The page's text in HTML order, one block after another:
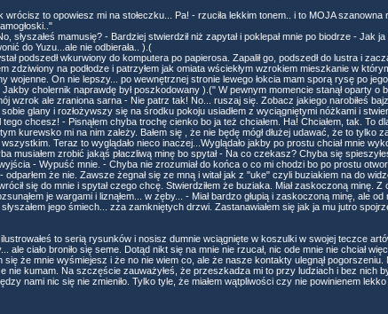
wrócisz to opowiesz mi na stołeczku... Pa! - rzuciła lekkim tonem.. i to MOJA szanowna
słyszałeś mamusię? - Bardziej stwierdził niż zapytał i poklepał mnie po biodrze - Jak
do Yuzu...ale nie odbierała.. ).(
podszedł wkurwiony do komputera po papierosa. Zapalił go, podszedł do lustra i
zdziwiony na podłodze i patrzyłem jak omiata wściekłym wzrokiem mieszkanie w
wojenne. On nie lepszy... po wewnętrznej stronie lewego łokcia mam sporą rysę po
cholernik naprawdę był poszkodowany ).(" W pewnym momencie stanął oparty o
wzrok ale zraniona sarna - Nie patrz tak! No... ruszaj się. Zobacz jakiego narobiłeś
glany i rozłożywszy się na środku pokoju usiadłem z wyciągniętymi nóżkami i
tego chcesz! - Pisnąłem chyba trochę cienko bo ja też chciałem. Ha! Chciałem, tak. To
kurewsko mi na nim zależy. Bałem się , że nie będę mógł dłużej udawać, że to tylko
Teraz to wyglądało nieco inaczej...Wyglądało jakby po prostu chciał mnie
musiałem zrobić jakąś płaczliwą minę bo spytał - Na co czekasz? Chyba się
- Wypuść mnie. - Chyba nie zrozumiał do końca o co mi chodzi bo po prostu
że nie. Zawsze żegnał się ze mną i witał jak z "uke" czyli buziakiem na do
się do mnie i spytał czego chcę. Stwierdziłem że buziaka. Miał zaskoczoną minę. Z
je wargami i liznąłem... w zęby... - Miał bardzo głupią i zaskoczoną minę, ale od
jego śmiech... zza zamkniętych drzwi. Zastanawiałem się jak ja mu jutro
to serią rysunków i nosisz dumnie wciągnięte w koszulki w swojej teczce
ale ciało broniło się seme. Dotąd nikt się na mnie nie rzucał, nic ode mnie nie chciał
się że mnie wyśmiejesz i że no nie wiem co, ale że nasze kontakty ulegnął
nie kumam. Na szczęście zauważyłeś, że przeszkadza mi to przy ludziach i bez nich
nami nic się nie zmieniło. Tylko tyle, że miałem wątpliwości czy nie powinienem